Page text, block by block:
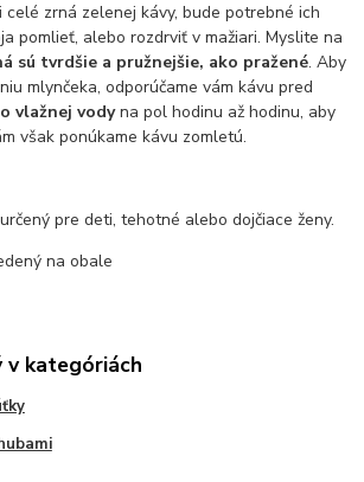
zrná zelenej kávy, bude potrebné ich
pomlieť, alebo rozdrviť v mažiari. Myslite na
sú tvrdšie a pružnejšie, ako pražené. Aby
mlynčeka, odporúčame vám kávu pred
vlažnej vodyna pol hodinu až hodinu, aby
však ponúkame kávu zomletú.
pre deti, tehotné alebo dojčiace ženy.
na obale
v kategóriách